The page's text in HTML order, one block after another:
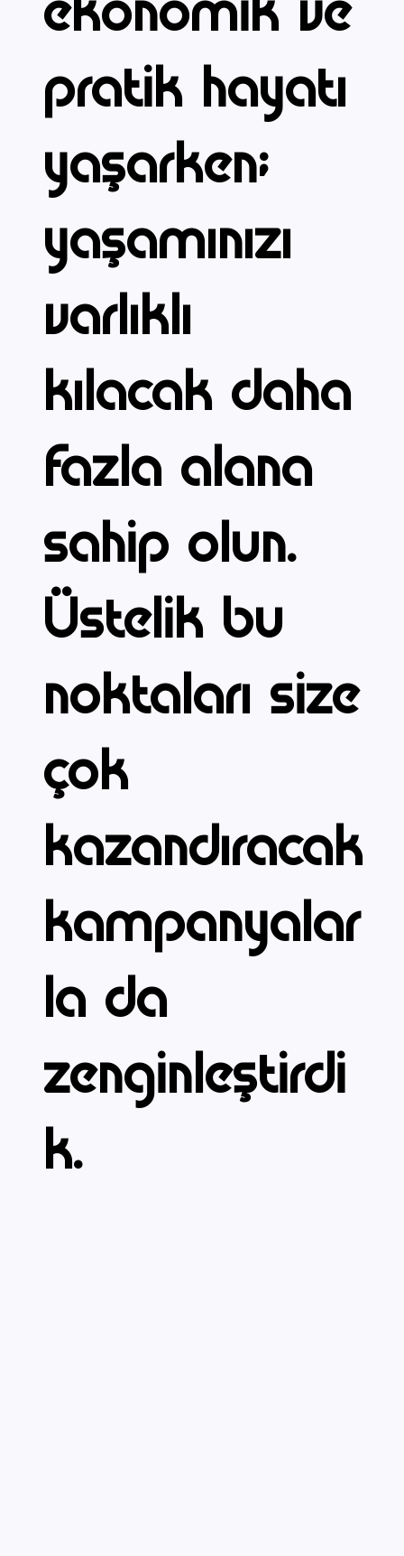
ekonomik ve
pratik hayatı
yaşarken;
yaşamınızı
varlıklı
kılacak daha
fazla alana
sahip olun.
Üstelik bu
noktaları size
çok
kazandıracak
kampanyalar
la da
zenginleştirdi
k.